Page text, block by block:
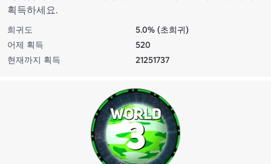
획득하세요.
희귀도
5.0% (초희귀)
어제 획득
520
현재까지 획득
21251737